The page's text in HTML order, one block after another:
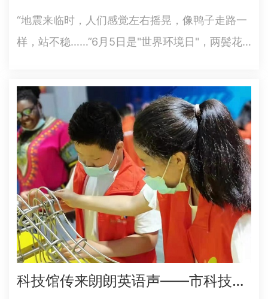
“地震来临时，人们感觉左右摇晃，像鸭子走路一
样，站不稳……”6月5日是"世界环境日"，两鬓花
学传播师肖植文在讲台上模仿着鸭子，以夸张的
肢体动作向大家演示地震来临的情景，迎来大家
的阵阵掌声与欢笑……
科技馆传来朗朗英语声——市科技馆开展“学英语玩展品”主题科普活动